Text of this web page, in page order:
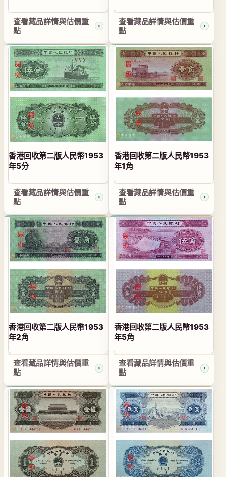
查看藏品詳情與估價重
點
查看藏品詳情與估價重
點
香港回收第二版人民幣1953
年5分
查看藏品詳情與估價重
點
香港回收第二版人民幣1953
年1角
查看藏品詳情與估價重
點
香港回收第二版人民幣1953
年2角
查看藏品詳情與估價重
點
香港回收第二版人民幣1953
年5角
查看藏品詳情與估價重
點